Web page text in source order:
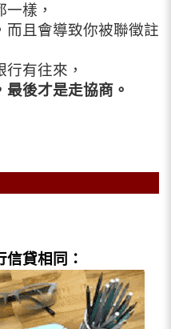
樣，
而且會導致你被聯徵註
有往來，
後才是走協商。
4大條件
貸相同：